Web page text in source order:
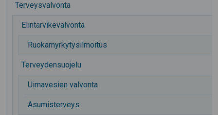
Terveysvalvonta
Elintarvikevalvonta
Ruokamyrkytysilmoitus
Terveydensuojelu
Uimavesien valvonta
Asumisterveys